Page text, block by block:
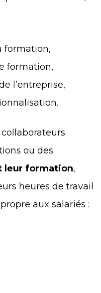
formation,
formation,
l’entreprise,
ou des
leur formation,
heures de travail
aux salariés :